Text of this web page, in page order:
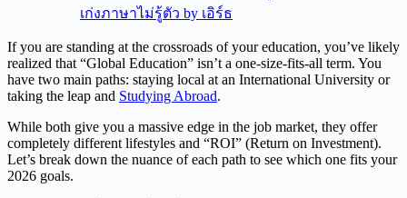
เก่งภาษาไม่รู้ตัว by เอิร์ธ
If you are standing at the crossroads of your education, you’ve likely
realized that “Global Education” isn’t a one-size-fits-all term. You
have two main paths: staying local at an International University or
taking the leap and Studying Abroad.
While both give you a massive edge in the job market, they offer
completely different lifestyles and “ROI” (Return on Investment).
Let’s break down the nuance of each path to see which one fits your
2026 goals.